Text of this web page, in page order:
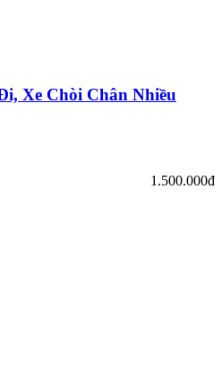
Xe Chòi Chân Nhiều
1.500.000đ